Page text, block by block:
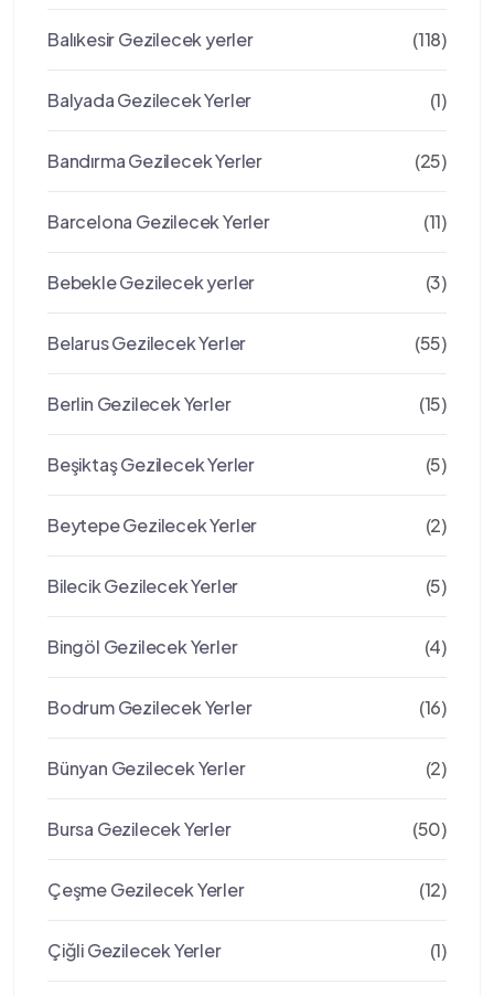
Balıkesir Gezilecek yerler (118)
Balyada Gezilecek Yerler (1)
Bandırma Gezilecek Yerler (25)
Barcelona Gezilecek Yerler (11)
Bebekle Gezilecek yerler (3)
Belarus Gezilecek Yerler (55)
Berlin Gezilecek Yerler (15)
Beşiktaş Gezilecek Yerler (5)
Beytepe Gezilecek Yerler (2)
Bilecik Gezilecek Yerler (5)
Bingöl Gezilecek Yerler (4)
Bodrum Gezilecek Yerler (16)
Bünyan Gezilecek Yerler (2)
Bursa Gezilecek Yerler (50)
Çeşme Gezilecek Yerler (12)
Çiğli Gezilecek Yerler (1)